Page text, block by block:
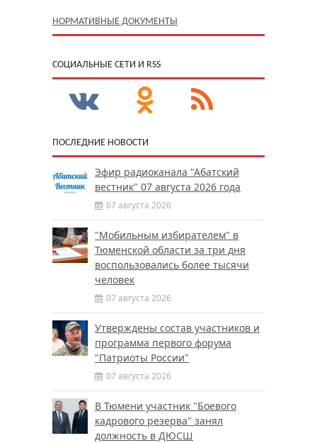
НОРМАТИВНЫЕ ДОКУМЕНТЫ
CОЦИАЛЬНЫЕ СЕТИ И RSS
ПОСЛЕДНИЕ НОВОСТИ
Эфир радиоканала "Абатский
вестник" 07 августа 2026 года
07 августа 2026
"Мобильным избирателем" в
Тюменской области за три дня
воспользовались более тысячи
человек
07 августа 2026
Утверждены состав участников и
программа первого форума
"Патриоты России"
07 августа 2026
В Тюмени участник "Боевого
кадрового резерва" занял
должность в ДЮСШ